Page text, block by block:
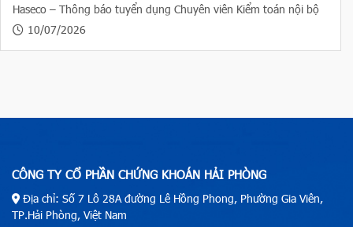
Haseco – Thông báo tuyển dụng Chuyên viên Kiểm toán nội bộ
10/07/2026
CÔNG TY CỔ PHẦN CHỨNG KHOÁN HẢI PHÒNG
Địa chỉ: Số 7 Lô 28A đường Lê Hồng Phong, Phường Gia Viên,
TP.Hải Phòng, Việt Nam